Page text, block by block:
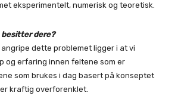
eksperimentelt, numerisk og teoretisk.
besitter dere?
dette problemet ligger i at vi
og erfaring innen feltene som er
som brukes i dag basert på konseptet
kraftig overforenklet.